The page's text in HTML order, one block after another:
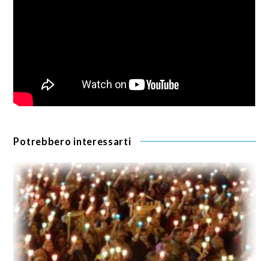
Potrebbero interessarti